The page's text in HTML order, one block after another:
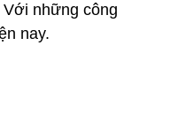
những công
nay.